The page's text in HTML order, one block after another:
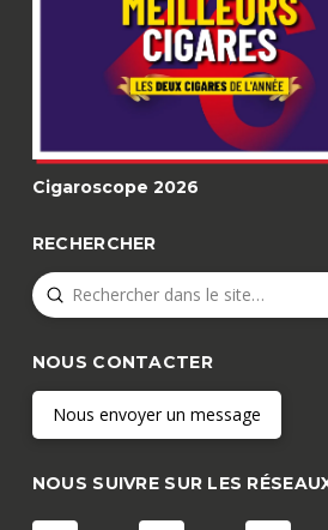
Cigaroscope 2026
RECHERCHER
Search
Submit
NOUS CONTACTER
Nous envoyer un message
NOUS SUIVRE SUR LES